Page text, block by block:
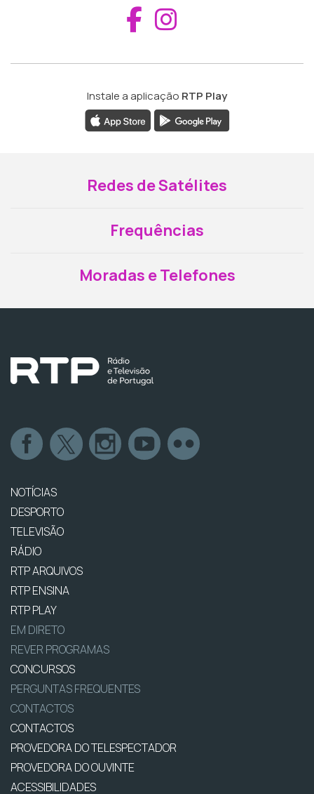
Aceder ao
Instale a aplicação RTP Play
Redes de Satélites
Frequências
Moradas e Telefones
NOTÍCIAS
DESPORTO
TELEVISÃO
RÁDIO
RTP ARQUIVOS
RTP ENSINA
RTP PLAY
EM DIRETO
REVER PROGRAMAS
CONCURSOS
PERGUNTAS FREQUENTES
CONTACTOS
CONTACTOS
PROVEDORA DO TELESPECTADOR
PROVEDORA DO OUVINTE
ACESSIBILIDADES